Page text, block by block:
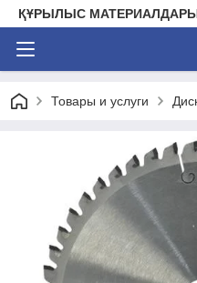
ҚҰРЫЛЫС
Товары и услуги